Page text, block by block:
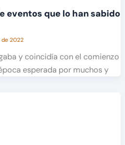
eventos que lo han sabido
de 2022
y coincidía con el comienzo
esperada por muchos y